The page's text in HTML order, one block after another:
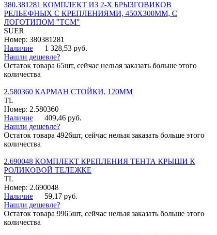
380.381281 КОМПЛЕКТ ИЗ 2-Х БРЫЗГОВИКОВ
РЕЛЬЕФНЫХ С КРЕПЛЕНИЯМИ, 450Х300ММ, С
ЛОГОТИПОМ "ТСМ"
SUER
Номер: 380381281
Наличие
1 328,53 руб.
Нашли дешевле?
Остаток товара 65шт, сейчас нельзя заказать больше этого
количества
2.580360 КАРМАН СТОЙКИ, 120ММ
TL
Номер: 2.580360
Наличие
409,46 руб.
Нашли дешевле?
Остаток товара 4926шт, сейчас нельзя заказать больше этого
количества
2.690048 КОМПЛЕКТ КРЕПЛЕНИЯ ТЕНТА КРЫШИ К
РОЛИКОВОЙ ТЕЛЕЖКЕ
TL
Номер: 2.690048
Наличие
59,17 руб.
Нашли дешевле?
Остаток товара 9965шт, сейчас нельзя заказать больше этого
количества